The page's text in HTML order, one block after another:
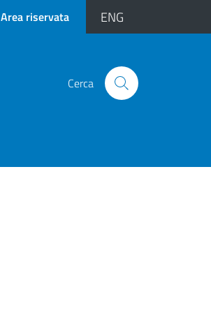
Area riservata ENG
Cerca